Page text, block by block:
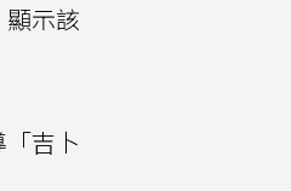
示該
吉卜